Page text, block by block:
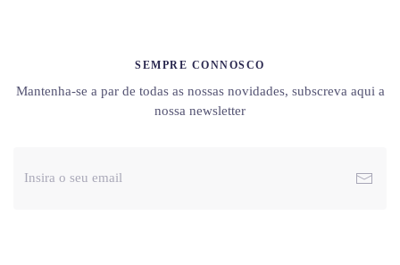
SEMPRE CONNOSCO
Mantenha-se a par de todas as nossas novidades, subscreva aqui a
nossa newsletter